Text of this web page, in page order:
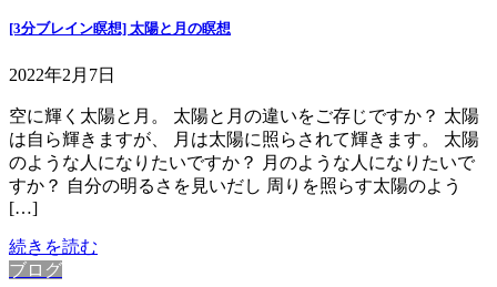
[3分ブレイン瞑想] 太陽と月の瞑想
2022年2月7日
空に輝く太陽と月。 太陽と月の違いをご存じですか？ 太陽
は自ら輝きますが、 月は太陽に照らされて輝きます。 太陽
のような人になりたいですか？ 月のような人になりたいで
すか？ 自分の明るさを見いだし 周りを照らす太陽のよう
[…]
続きを読む
ブログ